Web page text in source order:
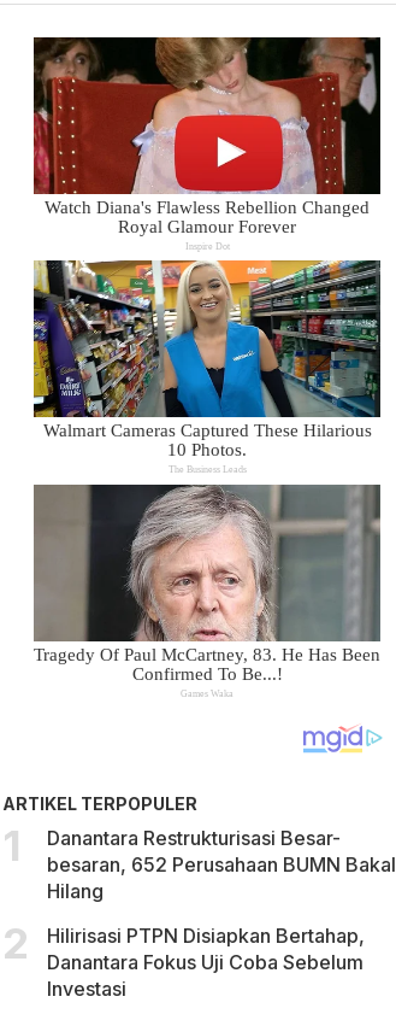
ARTIKEL TERPOPULER
Danantara Restrukturisasi Besar-
besaran, 652 Perusahaan BUMN Bakal
Hilang
Hilirisasi PTPN Disiapkan Bertahap,
Danantara Fokus Uji Coba Sebelum
Investasi